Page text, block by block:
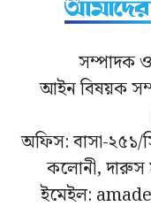
সম্পাদক
আইন বিষয়ক
অফিস: বাসা-২৫১/
কলোনী, দারুস
ইমেইল: